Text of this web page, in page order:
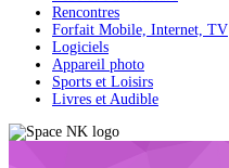
Rencontres
Forfait Mobile, Internet, TV
Logiciels
Appareil photo
Sports et Loisirs
Livres et Audible